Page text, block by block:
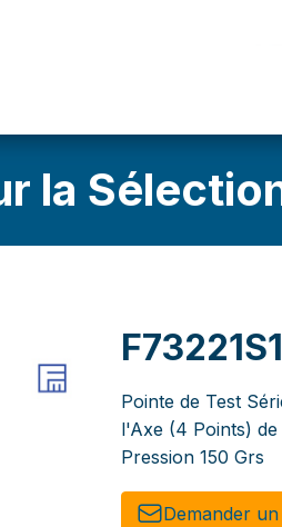
la
Pointe de Test
l'Axe (4 Points)
Pression 150 Grs
Demander un